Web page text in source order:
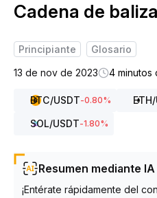
Cadena de
Principiante
Glosario
13 de nov de 2023
4 minutos
BTC/USDT-0.80% ETH
SOL/USDT-1.80%
Resumen mediante IA
¡Entérate rápidamente del